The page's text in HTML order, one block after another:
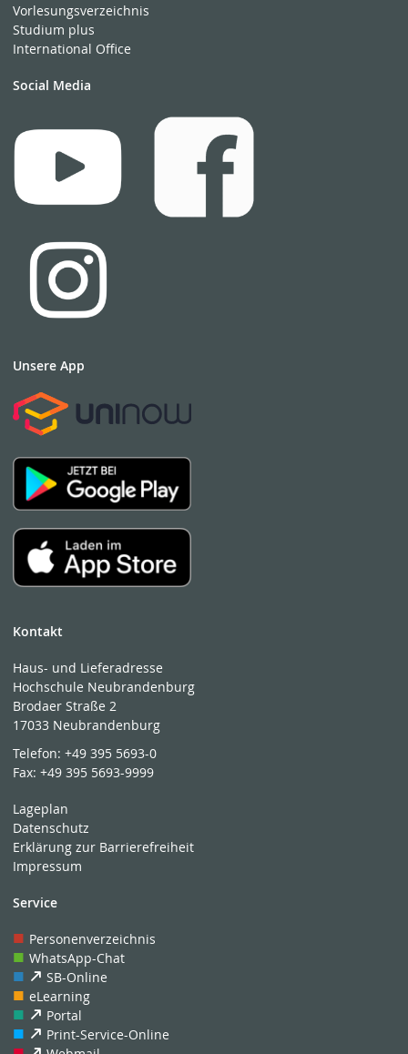
Vorlesungsverzeichnis
Studium plus
International Office
Social Media
Unsere App
Kontakt
Haus- und Lieferadresse
Hochschule Neubrandenburg
Brodaer Straße 2
17033 Neubrandenburg
Telefon:+49 395 5693-0
Fax:+49 395 5693-9999
Lageplan
Datenschutz
Erklärung zur Barrierefreiheit
Impressum
Service
Personenverzeichnis
WhatsApp-Chat
SB-Online
eLearning
Portal
Print-Service-Online